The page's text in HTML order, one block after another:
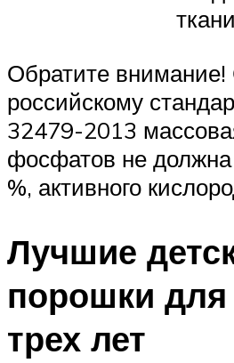
ткани
Обратите внимание!
российскому
32479-2013
фосфатов не
%, активного
Лучшие
порошки для
трех лет